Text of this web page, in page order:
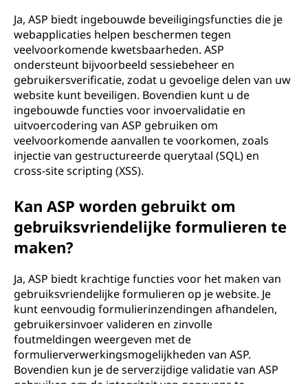
Ja, ASP biedt ingebouwde beveiligingsfuncties die je
webapplicaties helpen beschermen tegen
veelvoorkomende kwetsbaarheden. ASP
ondersteunt bijvoorbeeld sessiebeheer en
gebruikersverificatie, zodat u gevoelige delen van uw
website kunt beveiligen. Bovendien kunt u de
ingebouwde functies voor invoervalidatie en
uitvoercodering van ASP gebruiken om
veelvoorkomende aanvallen te voorkomen, zoals
injectie van gestructureerde querytaal (SQL) en
cross-site scripting (XSS).
Kan ASP worden gebruikt om
gebruiksvriendelijke formulieren te
maken?
Ja, ASP biedt krachtige functies voor het maken van
gebruiksvriendelijke formulieren op je website. Je
kunt eenvoudig formulierinzendingen afhandelen,
gebruikersinvoer valideren en zinvolle
foutmeldingen weergeven met de
formulierverwerkingsmogelijkheden van ASP.
Bovendien kun je de serverzijdige validatie van ASP